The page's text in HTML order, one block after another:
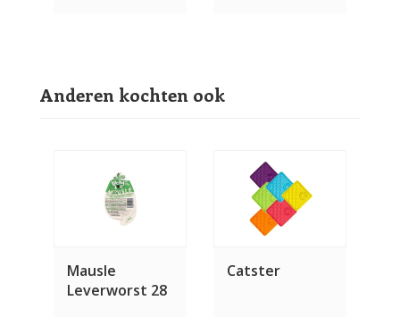
Anderen kochten ook
Mausle
Leverworst 28
Catster